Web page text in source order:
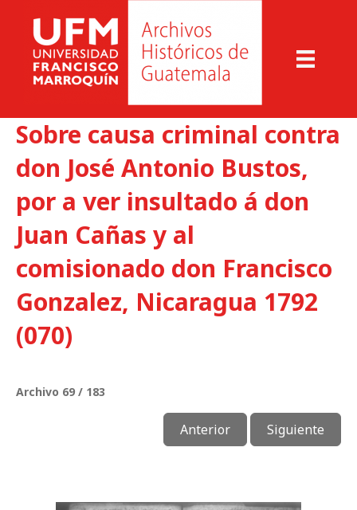
Sobre causa criminal contra
don José Antonio Bustos,
por a ver insultado á don
Juan Cañas y al
comisionado don Francisco
Gonzalez, Nicaragua 1792
(070)
Archivo 69 / 183
Anterior Siguiente